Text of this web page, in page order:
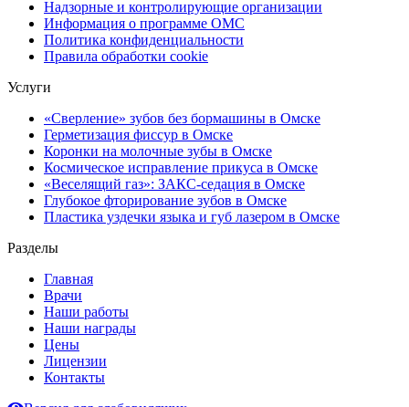
Надзорные и контролирующие организации
Информация о программе ОМС
Политика конфиденциальности
Правила обработки cookie
Услуги
«Сверление» зубов без бормашины в Омске
Герметизация фиссур в Омске
Коронки на молочные зубы в Омске
Космическое исправление прикуса в Омске
«Веселящий газ»: ЗАКС-седация в Омске
Глубокое фторирование зубов в Омске
Пластика уздечки языка и губ лазером в Омске
Разделы
Главная
Врачи
Наши работы
Наши награды
Цены
Лицензии
Контакты